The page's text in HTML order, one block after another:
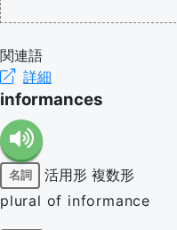
関連語
詳細
informances
名詞 活用形 複数形
plural of informance